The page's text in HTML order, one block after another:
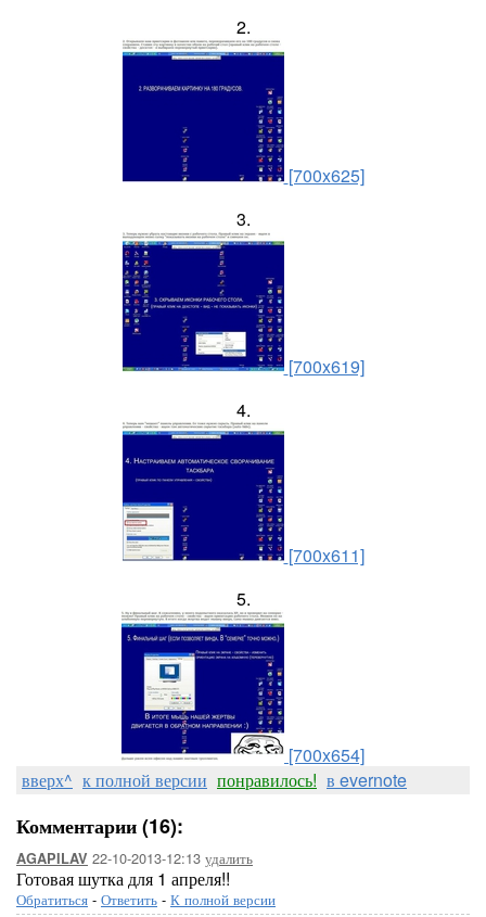
2.
[700x625]
3.
[700x619]
4.
[700x611]
5.
[700x654]
вверх^ к полной версии понравилось! в evernote
Комментарии (16):
AGAPILAV 22-10-2013-12:13 удалить
Готовая шутка для 1 апреля!!
Обратиться - Ответить - К полной версии